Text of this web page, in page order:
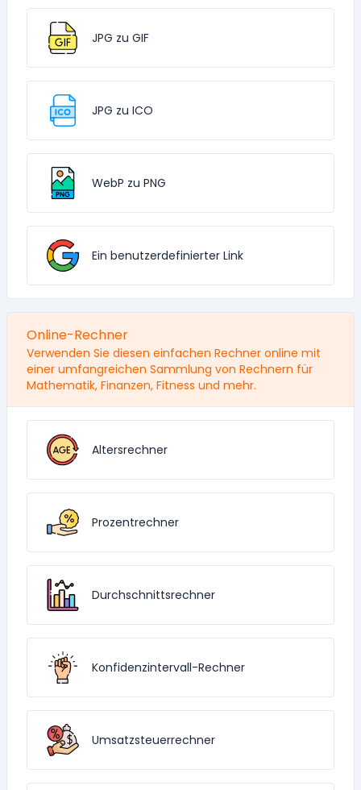
JPG zu GIF
JPG zu ICO
WebP zu PNG
Ein benutzerdefinierter Link
Online-Rechner
Verwenden Sie diesen einfachen Rechner online mit
einer umfangreichen Sammlung von Rechnern für
Mathematik, Finanzen, Fitness und mehr.
Altersrechner
Prozentrechner
Durchschnittsrechner
Konfidenzintervall-Rechner
Umsatzsteuerrechner